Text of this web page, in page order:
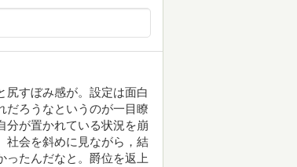
尻すぼみ感が。設定は面白
だろうなというのが一目瞭
分が置かれている状況を崩
社会を斜めに見ながら，結
ったんだなと。爵位を返上